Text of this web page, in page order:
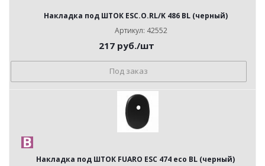
Накладка под ШТОК ESC.O.RL/K 486 BL (черный)
Артикул: 42552
217 руб./шт
Под заказ
Накладка под ШТОК FUARO ESC 474 eco BL (черный)